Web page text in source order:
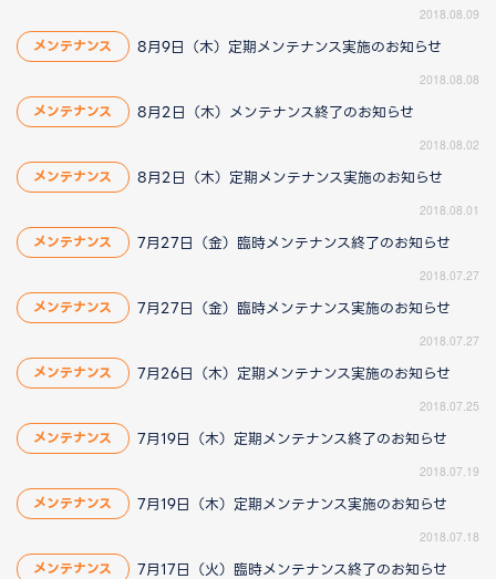
2018.08.09
メンテナンス 8月9日（木）定期メンテナンス実施のお知らせ
2018.08.08
メンテナンス 8月2日（木）メンテナンス終了のお知らせ
2018.08.02
メンテナンス 8月2日（木）定期メンテナンス実施のお知らせ
2018.08.01
メンテナンス 7月27日（金）臨時メンテナンス終了のお知らせ
2018.07.27
メンテナンス 7月27日（金）臨時メンテナンス実施のお知らせ
2018.07.27
メンテナンス 7月26日（木）定期メンテナンス実施のお知らせ
2018.07.25
メンテナンス 7月19日（木）定期メンテナンス終了のお知らせ
2018.07.19
メンテナンス 7月19日（木）定期メンテナンス実施のお知らせ
2018.07.18
メンテナンス 7月17日（火）臨時メンテナンス終了のお知らせ